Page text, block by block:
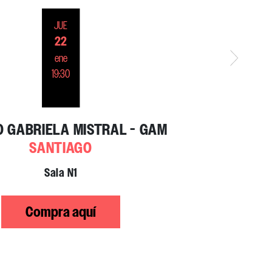
JUE
22
ene
19:30
GABRIELA MISTRAL - GAM
SANTIAGO
Sala N1
Compra aquí